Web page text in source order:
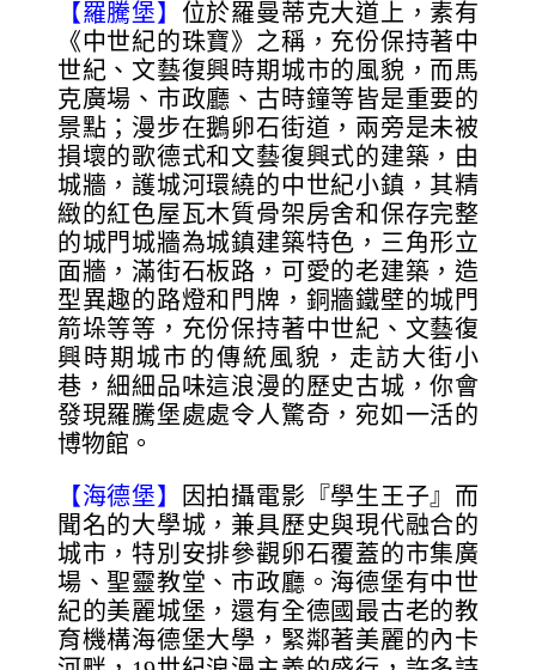
【羅騰堡】 位於羅曼蒂克大道上，素有
《中世紀的珠寶》之稱，充份保持著中
世紀、文藝復興時期城市的風貌，而馬
克廣場、市政廳、古時鐘等皆是重要的
景點；漫步在鵝卵石街道，兩旁是未被
損壞的歌德式和文藝復興式的建築，由
城牆，護城河環繞的中世紀小鎮，其精
緻的紅色屋瓦木質骨架房舍和保存完整
的城門城牆為城鎮建築特色，三角形立
面牆，滿街石板路，可愛的老建築，造
型異趣的路燈和門牌，銅牆鐵壁的城門
箭垛等等，充份保持著中世紀、文藝復
興時期城市的傳統風貌，走訪大街小
巷，細細品味這浪漫的歷史古城，你會
發現羅騰堡處處令人驚奇，宛如一活的
博物館。
【海德堡】
因拍攝電影『學生王子』而
聞名的大學城，兼具歷史與現代融合的
城市，特別安排參觀卵石覆蓋的市集廣
場、聖靈教堂、市政廳。海德堡有中世
紀的美麗城堡，還有全德國最古老的教
育機構海德堡大學，緊鄰著美麗的內卡